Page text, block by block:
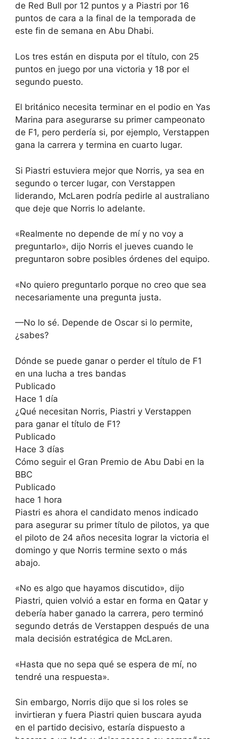
de Red Bull por 12 puntos y a Piastri por 16
puntos de cara a la final de la temporada de
este fin de semana en Abu Dhabi.
Los tres están en disputa por el título, con 25
puntos en juego por una victoria y 18 por el
segundo puesto.
El británico necesita terminar en el podio en Yas
Marina para asegurarse su primer campeonato
de F1, pero perdería si, por ejemplo, Verstappen
gana la carrera y termina en cuarto lugar.
Si Piastri estuviera mejor que Norris, ya sea en
segundo o tercer lugar, con Verstappen
liderando, McLaren podría pedirle al australiano
que deje que Norris lo adelante.
«Realmente no depende de mí y no voy a
preguntarlo», dijo Norris el jueves cuando le
preguntaron sobre posibles órdenes del equipo.
«No quiero preguntarlo porque no creo que sea
necesariamente una pregunta justa.
—No lo sé. Depende de Oscar si lo permite,
¿sabes?
Dónde se puede ganar o perder el título de F1
en una lucha a tres bandas
Publicado
Hace 1 día
¿Qué necesitan Norris, Piastri y Verstappen
para ganar el título de F1?
Publicado
Hace 3 días
Cómo seguir el Gran Premio de Abu Dabi en la
BBC
Publicado
hace 1 hora
Piastri es ahora el candidato menos indicado
para asegurar su primer título de pilotos, ya que
el piloto de 24 años necesita lograr la victoria el
domingo y que Norris termine sexto o más
abajo.
«No es algo que hayamos discutido», dijo
Piastri, quien volvió a estar en forma en Qatar y
debería haber ganado la carrera, pero terminó
segundo detrás de Verstappen después de una
mala decisión estratégica de McLaren.
«Hasta que no sepa qué se espera de mí, no
tendré una respuesta».
Sin embargo, Norris dijo que si los roles se
invirtieran y fuera Piastri quien buscara ayuda
en el partido decisivo, estaría dispuesto a